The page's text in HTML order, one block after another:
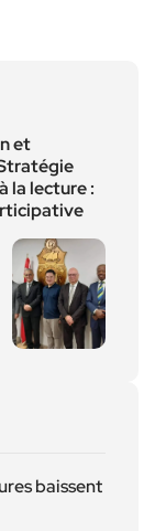
et
la lecture :
baissent